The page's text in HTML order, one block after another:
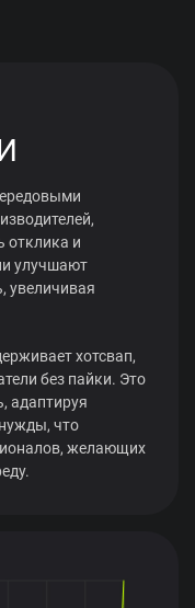
отклика и
улучшают
увеличивая
хотсвап,
без пайки. Это
адаптируя
что
желающих